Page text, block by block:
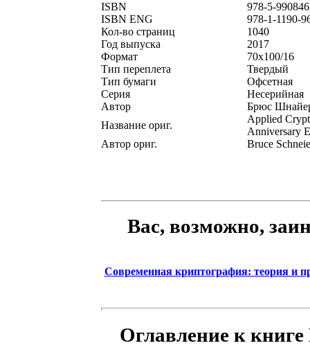
ISBN
978-5-
ISBN ENG
978-1-1190-
Кол-во страниц
1040
Год выпуска
2017
Формат
70х100/16
Тип переплета
Твердый
Тип бумаги
Офсетная
Серия
Несерийная
Автор
Брюс
Название ориг.
Applied
Anniversary
Автор ориг.
Bruce
Вас, возможно,
Современная криптография: теория и
Оглавление к